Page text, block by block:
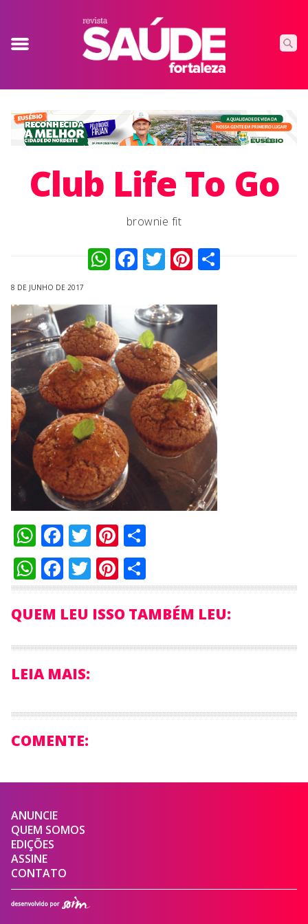
Club Life To Go
brownie fit
WhatsApp
Facebook
TwitterPinterest
8 DE JUNHO DE 2017
WhatsApp
Facebook
Twitter
Pinterest
Compartilhar
WhatsApp
Facebook
Twitter
Pinterest
Compartilhar
QUEM LEU ISSO TAMBÉM LEU:
LEIA MAIS:
COMENTE:
ANUNCIE
QUEM SOMOS
EDIÇÕES
ASSINE
CONTATO